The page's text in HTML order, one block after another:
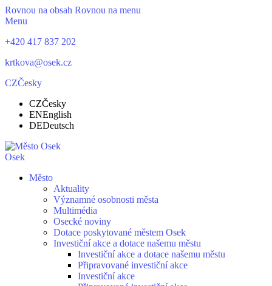
Rovnou na obsah Rovnou na menu
Menu
+420 417 837 202
krtkova@osek.cz
CZČesky
CZČesky
ENEnglish
DEDeutsch
Osek
Město
Aktuality
Významné osobnosti města
Multimédia
Osecké noviny
Dotace poskytované městem Osek
Investiční akce a dotace našemu městu
Investiční akce a dotace našemu městu
Připravované investiční akce
Investiční akce